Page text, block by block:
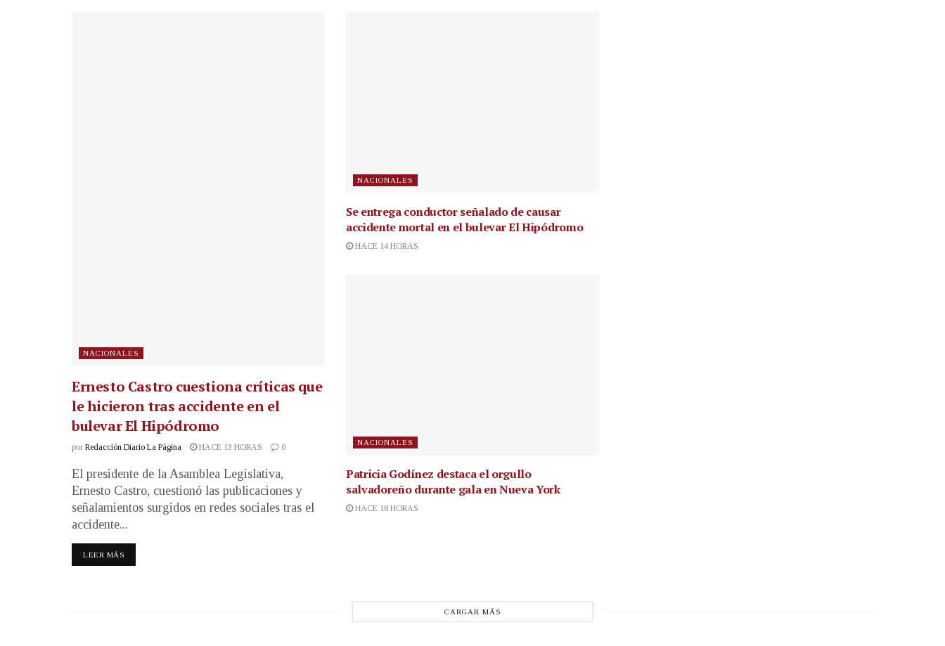
NACIONALES
Ernesto Castro cuestiona críticas que
le hicieron tras accidente en el
bulevar El Hipódromo
por Redacción Diario La Página HACE 13 HORAS 0
El presidente de la Asamblea Legislativa,
Ernesto Castro, cuestionó las publicaciones y
señalamientos surgidos en redes sociales tras el
accidente...
LEER MÁS
NACIONALES
Se entrega conductor señalado de causar
accidente mortal en el bulevar El Hipódromo
HACE 14 HORAS
NACIONALES
Patricia Godínez destaca el orgullo
salvadoreño durante gala en Nueva York
HACE 18 HORAS
CARGAR MÁS